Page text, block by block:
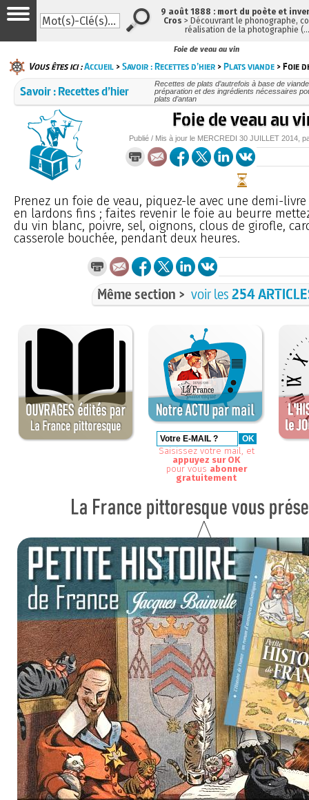
Foie de veau au vin
Vous êtes ici :Accueil >Savoir : Recettes d’hier >Plats viande > Foie
Savoir : Recettes d’hier
Recettes de plats d’autrefois à base de
préparation et des ingrédients nécessaires
plats d’antan
Foie de veau au
Publié / Mis à jour le MERCREDI 30 JUILLET 2014 ,
Prenez un foie de veau, piquez-le avec une demi-
en lardons fins ; faites revenir le foie au beurre
du vin blanc, poivre, sel, oignons, clous de girofle,
casserole bouchée, pendant deux heures.
Même section > voir les254
Saisissez votre mail, et
appuyez sur OK
pour vous abonner
gratuitement
9 août 1888 : mort du poète et
Cros > Découvrant le phonographe,
réalisation de la photographie